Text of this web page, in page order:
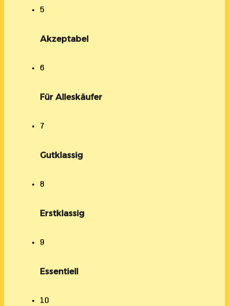
5
Akzeptabel
6
Für Alleskäufer
7
Gutklassig
8
Erstklassig
9
Essentiell
10